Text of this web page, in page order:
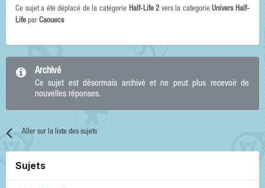
Ce sujet a été déplacé de la catégorie Half-Life 2vers la categorieUnivers Half-
Life par Caouecs
Archivé
Ce sujet est désormais archivé et ne peut plus recevoir de
nouvelles réponses.
Aller sur la liste des sujets
Sujets